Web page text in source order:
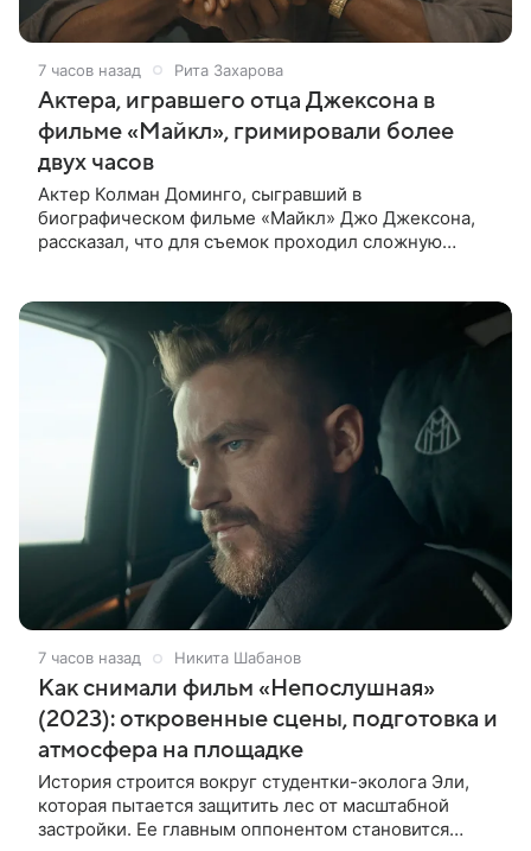
7 часов назад Рита Захарова
Актера, игравшего отца Джексона в
фильме «Майкл», гримировали более
двух часов
Актер Колман Доминго, сыгравший в
биографическом фильме «Майкл» Джо Джексона,
рассказал, что для съемок проходил сложную
7 часов назад Никита Шабанов
Как снимали фильм «Непослушная»
(2023): откровенные сцены, подготовка и
атмосфера на площадке
История строится вокруг студентки-эколога Эли,
которая пытается защитить лес от масштабной
застройки. Ее главным оппонентом становится